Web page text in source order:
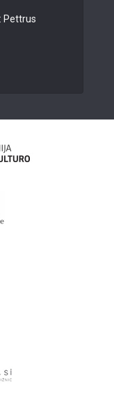
Pettrus